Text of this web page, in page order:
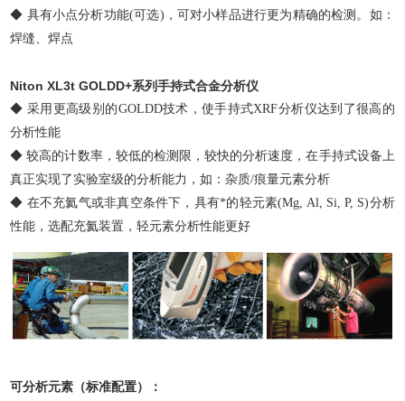
◆ 具有小点分析功能(可选)，可对小样品进行更为精确的检测。如：
焊缝、焊点
Niton XL3t GOLDD+系列手持式合金分析仪
◆ 采用更高级别的GOLDD技术，使手持式XRF分析仪达到了很高的
分析性能
◆ 较高的计数率，较低的检测限，较快的分析速度，在手持式设备上
真正实现了实验室级的分析能力，如：杂质/痕量元素分析
◆ 在不充氦气或非真空条件下，具有*的轻元素(Mg, Al, Si, P, S)分析
性能，选配充氦装置，轻元素分析性能更好
可分析元素（标准配置）：